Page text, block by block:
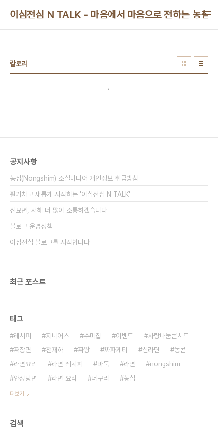
이심전심 N TALK - 마음에서 마음으로 전하는 농심
칼로리
1
공지사항
농심(Nongshim) 소셜미디어 개인정보 취급방침
활기차고 새롭게 시작하는 '이심전심 N TALK'
신묘년, 새해 더 많이 소통하겠습니다
블로그 운영정책
이심전심 블로그를 시작합니다
최근 포스트
태그
레시피 지니어스 수미칩 이벤트
사랑나눔콘서트
짜장면
천재하 짜왕 짜파게티 신라면
농콘
라면요리
라면 레시피 바둑 라면
nongshim
안성탕면
라면 요리 너구리 농심
더보기
검색